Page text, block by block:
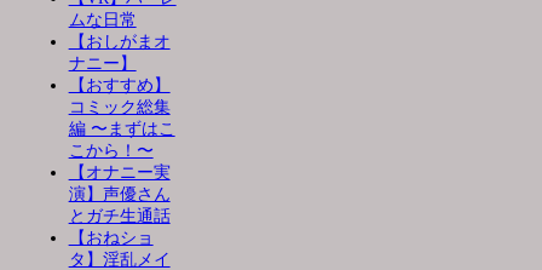
ムな日常
【おしがまオ
ナニー】
【おすすめ】
コミック総集
編 〜まずはこ
こから！〜
【オナニー実
演】声優さん
とガチ生通話
【おねショ
タ】淫乱メイ